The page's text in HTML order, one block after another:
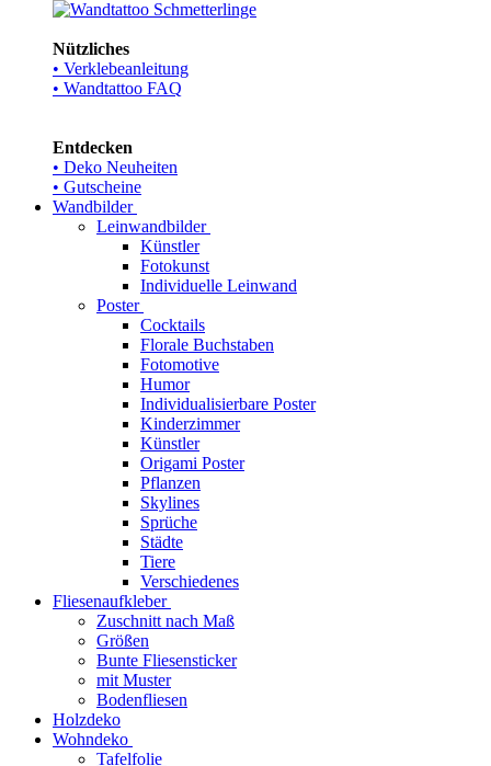
Nützliches
• Verklebeanleitung
• Wandtattoo FAQ
Entdecken
• Deko Neuheiten
• Gutscheine
Wandbilder
Leinwandbilder
Künstler
Fotokunst
Individuelle Leinwand
Poster
Cocktails
Florale Buchstaben
Fotomotive
Humor
Individualisierbare Poster
Kinderzimmer
Künstler
Origami Poster
Pflanzen
Skylines
Sprüche
Städte
Tiere
Verschiedenes
Fliesenaufkleber
Zuschnitt nach Maß
Größen
Bunte Fliesensticker
mit Muster
Bodenfliesen
Holzdeko
Wohndeko
Tafelfolie